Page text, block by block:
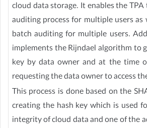
cloud data storage. It enables the
auditing process for multiple users
batch auditing for multiple users.
implements the Rijndael algorithm to
key by data owner and at the time
requesting the data owner to access
This process is done based on the
creating the hash key which is used
integrity of cloud data and one of the